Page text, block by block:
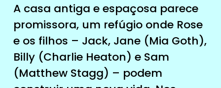
A casa antiga e espaçosa parece
promissora, um refúgio onde Rose
e os filhos – Jack, Jane (Mia Goth),
Billy (Charlie Heaton) e Sam
(Matthew Stagg) – podem